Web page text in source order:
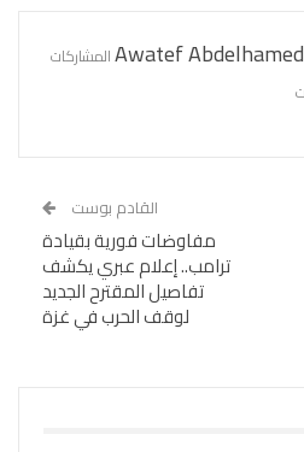
Awatef Abdelhamed
القادم بوست
مفاوضات فورية بقيادة
ترامب.. إعلام عبري يكشف
تفاصيل المقترح الجديد
لوقف الحرب في غزة